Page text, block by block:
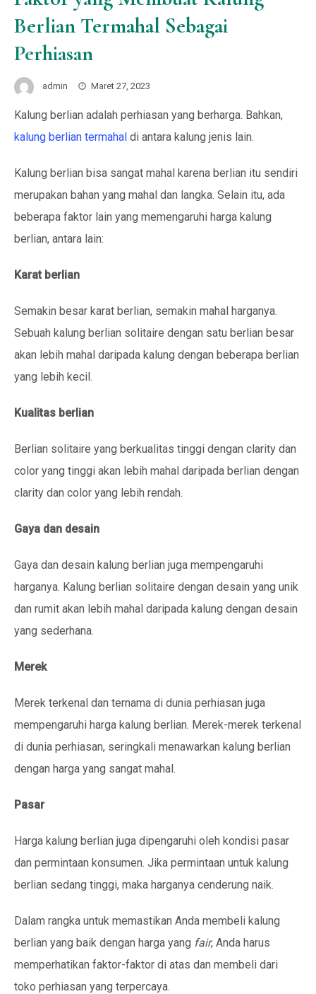
Berlian Termahal Sebagai
Perhiasan
admin Maret 27, 2023
Kalung berlian adalah perhiasan yang berharga. Bahkan,
kalung berlian termahal di antara kalung jenis lain.
Kalung berlian bisa sangat mahal karena berlian itu sendiri
merupakan bahan yang mahal dan langka. Selain itu, ada
beberapa faktor lain yang memengaruhi harga kalung
berlian, antara lain:
Karat berlian
Semakin besar karat berlian, semakin mahal harganya.
Sebuah kalung berlian solitaire dengan satu berlian besar
akan lebih mahal daripada kalung dengan beberapa berlian
yang lebih kecil.
Kualitas berlian
Berlian solitaire yang berkualitas tinggi dengan clarity dan
color yang tinggi akan lebih mahal daripada berlian dengan
clarity dan color yang lebih rendah.
Gaya dan desain
Gaya dan desain kalung berlian juga mempengaruhi
harganya. Kalung berlian solitaire dengan desain yang unik
dan rumit akan lebih mahal daripada kalung dengan desain
yang sederhana.
Merek
Merek terkenal dan ternama di dunia perhiasan juga
mempengaruhi harga kalung berlian. Merek-merek terkenal
di dunia perhiasan, seringkali menawarkan kalung berlian
dengan harga yang sangat mahal.
Pasar
Harga kalung berlian juga dipengaruhi oleh kondisi pasar
dan permintaan konsumen. Jika permintaan untuk kalung
berlian sedang tinggi, maka harganya cenderung naik.
Dalam rangka untuk memastikan Anda membeli kalung
berlian yang baik dengan harga yang fair, Anda harus
memperhatikan faktor-faktor di atas dan membeli dari
toko perhiasan yang terpercaya.